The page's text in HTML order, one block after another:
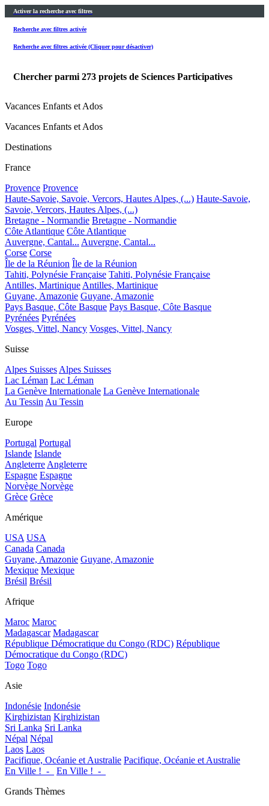
Activer la recherche avec filtres
Recherche avec filtres activée
Recherche avec filtres activée (Cliquer pour désactiver)
Chercher parmi 273 projets de Sciences Participatives
Vacances Enfants et Ados
Vacances Enfants et Ados
Destinations
France
Provence Provence
Haute-Savoie, Savoie, Vercors, Hautes Alpes, (...) Haute-Savoie,
Savoie, Vercors, Hautes Alpes, (...)
Bretagne - Normandie Bretagne - Normandie
Côte Atlantique Côte Atlantique
Auvergne, Cantal... Auvergne, Cantal...
Corse Corse
Île de la Réunion Île de la Réunion
Tahiti, Polynésie Française Tahiti, Polynésie Française
Antilles, MartiniqueAntilles, Martinique
Guyane, Amazonie Guyane, Amazonie
Pays Basque, Côte Basque Pays Basque, Côte Basque
Pyrénées Pyrénées
Vosges, Vittel, Nancy Vosges, Vittel, Nancy
Suisse
Alpes SuissesAlpes Suisses
Lac Léman Lac Léman
La Genève Internationale La Genève Internationale
Au TessinAu Tessin
Europe
Portugal Portugal
Islande Islande
AngleterreAngleterre
Espagne Espagne
Norvège Norvège
Grèce Grèce
Amérique
USA USA
Canada Canada
Guyane, Amazonie Guyane, Amazonie
Mexique Mexique
Brésil Brésil
Afrique
Maroc Maroc
Madagascar Madagascar
République Démocratique du Congo (RDC) République
Démocratique du Congo (RDC)
Togo Togo
Asie
Indonésie Indonésie
Kirghizistan Kirghizistan
Sri Lanka Sri Lanka
Népal Népal
Laos Laos
Pacifique, Océanie et Australie Pacifique, Océanie et Australie
En Ville !_-_
En Ville !_-_
Grands Thèmes